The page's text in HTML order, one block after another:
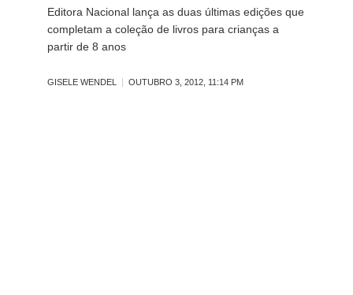
Editora Nacional lança as duas últimas edições que
completam a coleção de livros para crianças a
partir de 8 anos
GISELE WENDEL OUTUBRO 3, 2012, 11:14 PM